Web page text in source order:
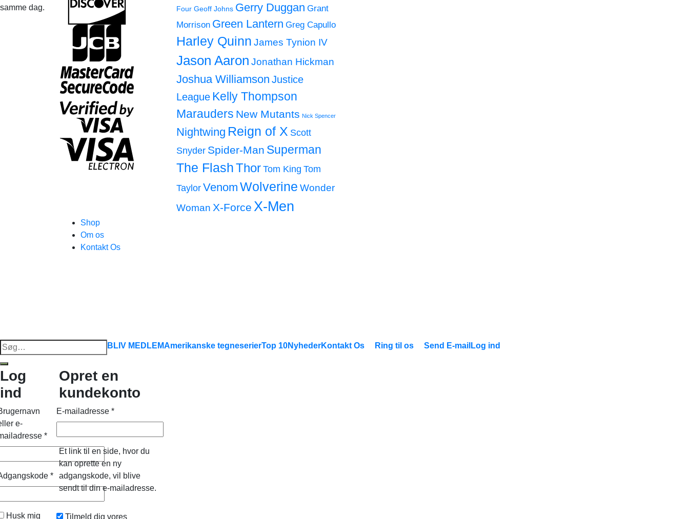
samme dag.
Four Geoff Johns Gerry Duggan Grant
Morrison Green Lantern Greg Capullo
Harley Quinn James Tynion IV
Jason Aaron Jonathan Hickman
Joshua Williamson Justice
League Kelly Thompson
Marauders New Mutants Nick Spencer
Nightwing Reign of X Scott
Snyder Spider-Man Superman
The FlashThor Tom King Tom
Taylor Venom Wolverine Wonder
Woman X-Force X-Men
Shop
Om os
Kontakt Os
Søg
efter:
BLIV MEDLEMAmerikanske tegneserierTop 10NyhederKontakt Os Ring til os Send E-mail Log ind
Log
ind
e-
*
*
Husk mig
Opret en
kundekonto
E-mailadresse *
Et link til en side, hvor du
kan oprette en ny
adgangskode, vil blive
sendt til din e-mailadresse.
Tilmeld dig vores